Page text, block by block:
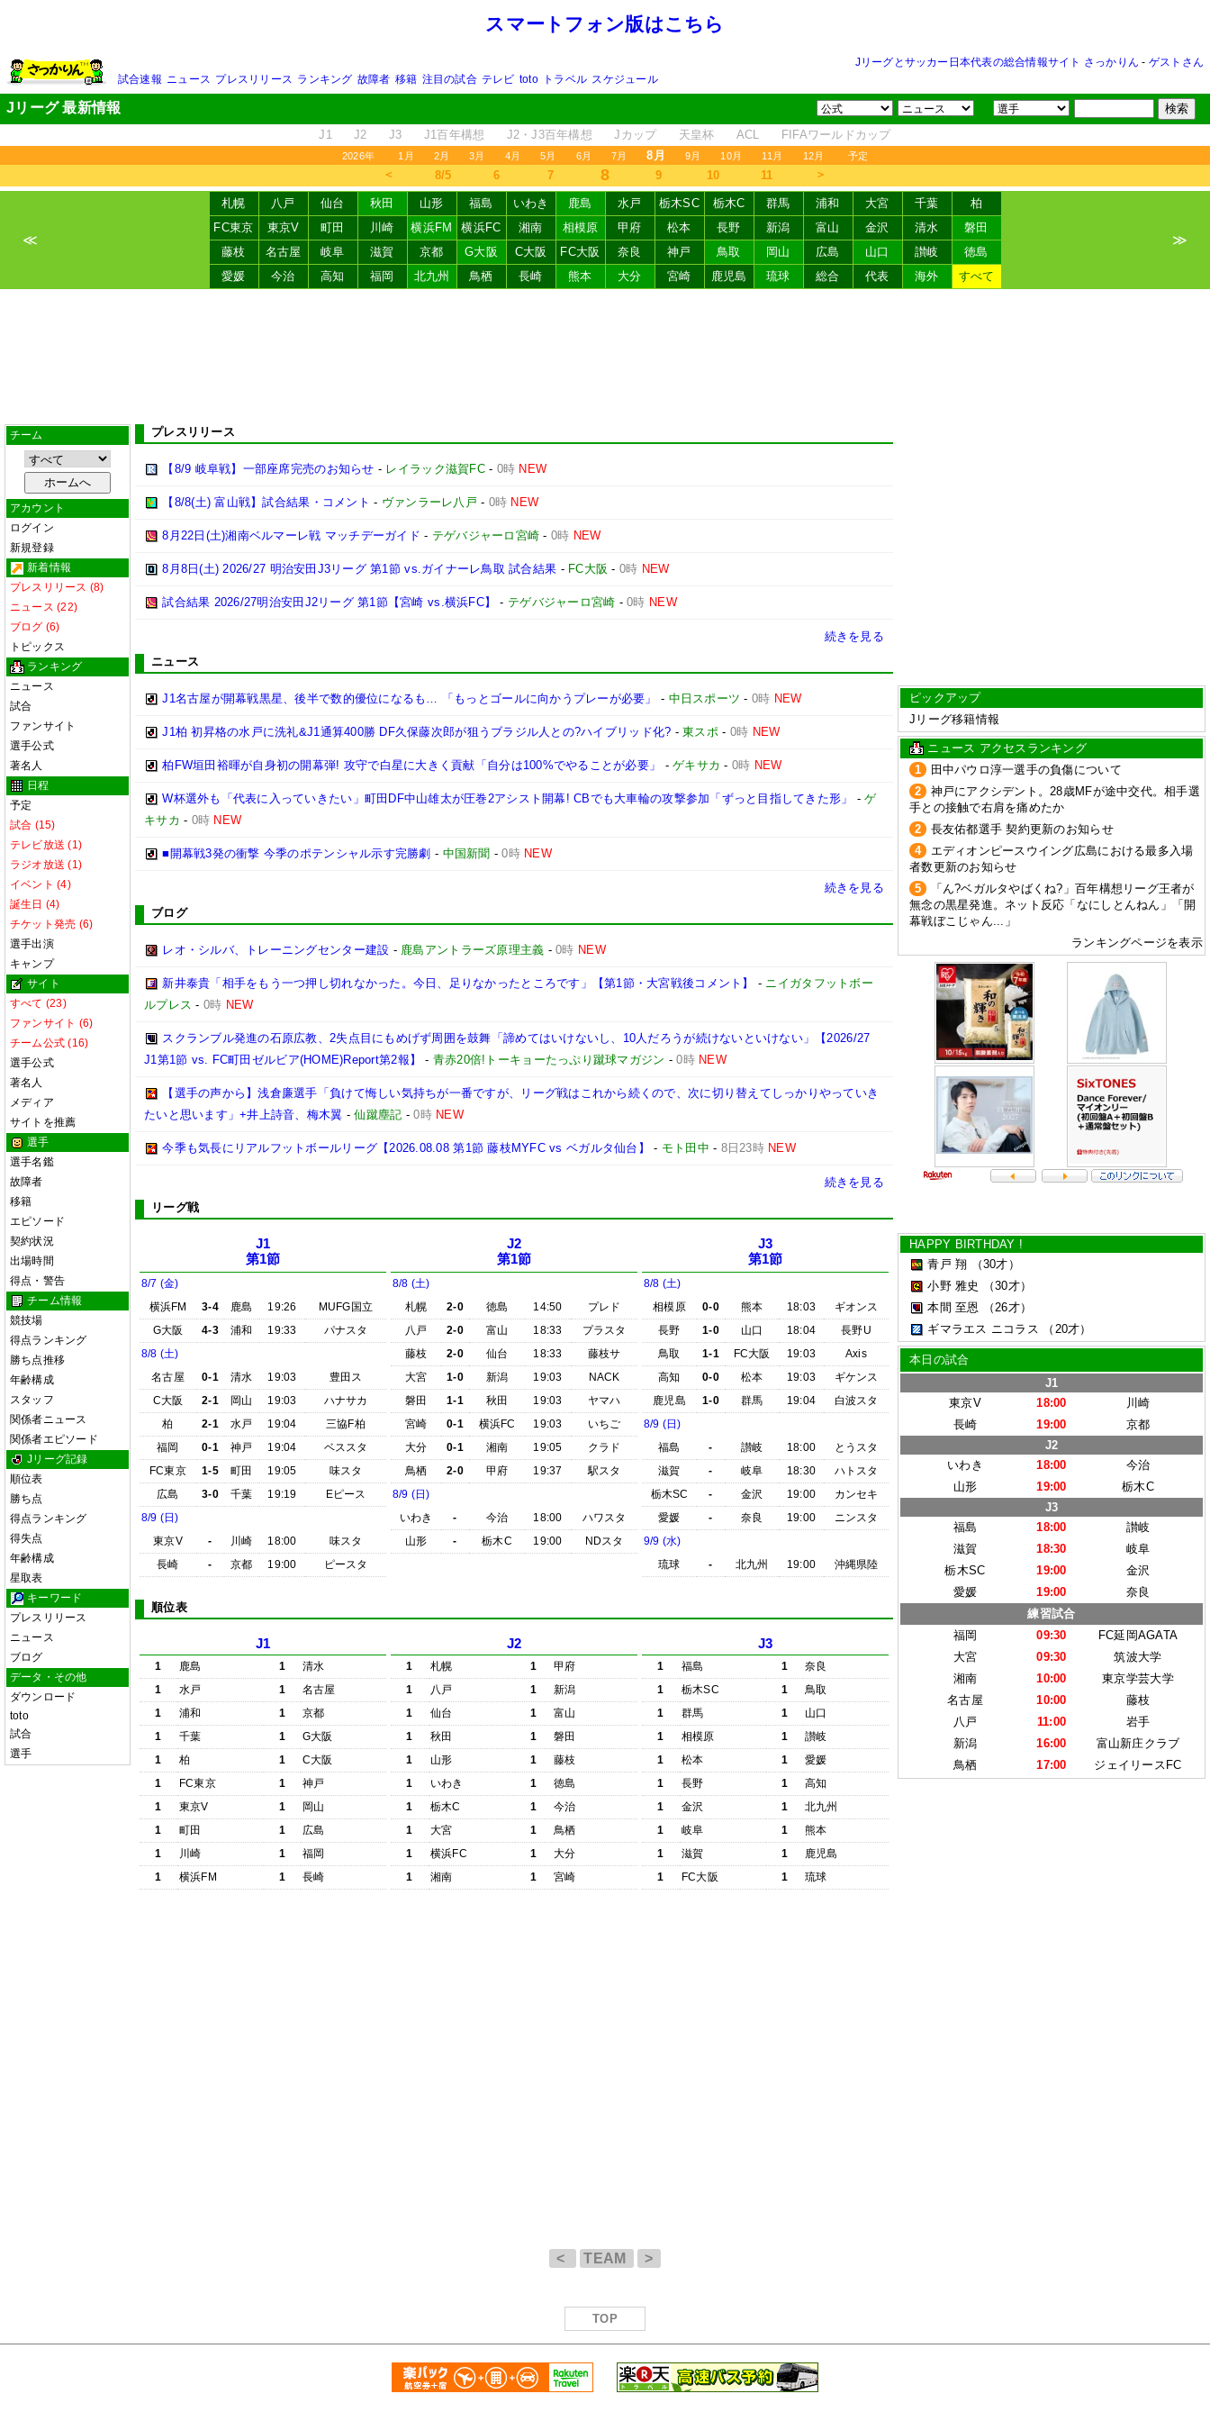
スマートフォン版はこちら
Jリーグとサッカー日本代表の総合情報サイト さっかりん - ゲストさん
試合速報 ニュース プレスリリース ランキング 故障者 移籍 注目の試合 テレビ toto トラベル スケジュール
Jリーグ 最新情報
J1 J2 J3 J1百年構想 J2・J3百年構想 Jカップ 天皇杯 ACL FIFAワールドカップ
2026年 1月 2月 3月 4月 5月 6月 7月 8月 9月 10月 11月 12月 予定
＜ 8/5 6 7 8 9 10 11 ＞
≪
札幌 八戸 仙台 秋田 山形 福島 いわき 鹿島 水戸 栃木SC 栃木C 群馬 浦和 大宮 千葉
柏
FC東京
東京V 町田 川崎 横浜FM 横浜FC 湘南 相模原 甲府 松本 長野 新潟 富山 金沢 清水
磐田
藤枝
名古屋 岐阜 滋賀 京都 G大阪 C大阪 FC大阪 奈良 神戸 鳥取 岡山 広島 山口 讃岐
徳島
愛媛
今治 高知 福岡 北九州 鳥栖 長崎 熊本 大分 宮崎 鹿児島 琉球 総合 代表 海外 すべて
≫
チーム
アカウント
ログイン
新規登録
新着情報
プレスリリース (8)
ニュース (22)
ブログ (6)
トピックス
ランキング
ニュース
試合
ファンサイト
選手公式
著名人
日程
予定
試合 (15)
テレビ放送 (1)
ラジオ放送 (1)
イベント (4)
誕生日 (4)
チケット発売 (6)
選手出演
キャンプ
サイト
すべて (23)
ファンサイト (6)
チーム公式 (16)
選手公式
著名人
メディア
サイトを推薦
選手
選手名鑑
故障者
移籍
エピソード
契約状況
出場時間
得点・警告
チーム情報
競技場
得点ランキング
勝ち点推移
年齢構成
スタッフ
関係者ニュース
関係者エピソード
Jリーグ記録
順位表
勝ち点
得点ランキング
得失点
年齢構成
星取表
キーワード
プレスリリース
ニュース
ブログ
データ・その他
ダウンロード
toto
試合
選手
プレスリリース
【8/9 岐阜戦】一部座席完売のお知らせ - レイラック滋賀FC- 0時 NEW
【8/8(土) 富山戦】試合結果・コメント - ヴァンラーレ八戸 - 0時 NEW
8月22日(土)湘南ベルマーレ戦 マッチデーガイド - テゲバジャーロ宮崎 - 0時 NEW
8月8日(土) 2026/27 明治安田J3リーグ 第1節 vs.ガイナーレ鳥取 試合結果 - FC大阪 - 0時 NEW
試合結果 2026/27明治安田J2リーグ 第1節【宮崎 vs.横浜FC】 - テゲバジャーロ宮崎 -0時 NEW
続きを見る
ニュース
J1名古屋が開幕戦黒星、後半で数的優位になるも… 「もっとゴールに向かうプレーが必要」 - 中日スポーツ - 0時 NEW
J1柏 初昇格の水戸に洗礼&J1通算400勝 DF久保藤次郎が狙うブラジル人との?ハイブリッド化? -東スポ- 0時 NEW
柏FW垣田裕暉が自身初の開幕弾! 攻守で白星に大きく貢献「自分は100%でやることが必要」 -ゲキサカ - 0時 NEW
W杯選外も「代表に入っていきたい」町田DF中山雄太が圧巻2アシスト開幕! CBでも大車輪の攻撃参加「ずっと目指してきた形」 -ゲ
キサカ - 0時 NEW
■開幕戦3発の衝撃 今季のポテンシャル示す完勝劇 - 中国新聞 -0時 NEW
続きを見る
ブログ
レオ・シルバ、トレーニングセンター建設 - 鹿島アントラーズ原理主義 -0時 NEW
新井泰貴「相手をもう一つ押し切れなかった。今日、足りなかったところです」【第1節・大宮戦後コメント】 - ニイガタフットボー
ルプレス - 0時 NEW
スクランブル発進の石原広教、2失点目にもめげず周囲を鼓舞「諦めてはいけないし、10人だろうが続けないといけない」【2026/27
J1第1節 vs. FC町田ゼルビア(HOME)Report第2報】
- 青赤20倍!トーキョーたっぷり蹴球マガジン -0時 NEW
【選手の声から】浅倉廉選手「負けて悔しい気持ちが一番ですが、リーグ戦はこれから続くので、次に切り替えてしっかりやっていき
たいと思います」+井上詩音、梅木翼 -仙蹴塵記 -0時 NEW
今季も気長にリアルフットボールリーグ【2026.08.08 第1節 藤枝MYFC vs ベガルタ仙台】 - モト田中 - 8日23時 NEW
続きを見る
リーグ戦
J1
第1節
8/7 (金)
横浜FM
3-4 鹿島 19:26
MUFG国立
G大阪
4-3 浦和 19:33
パナスタ
8/8 (土)
名古屋
0-1 清水 19:03
豊田ス
C大阪
2-1 岡山 19:03
ハナサカ
柏
2-1 水戸 19:04
三協F柏
福岡
0-1 神戸 19:04
ベススタ
FC東京
1-5 町田 19:05
味スタ
広島
3-0 千葉 19:19
Eピース
8/9 (日)
東京V
- 川崎 18:00
味スタ
長崎
- 京都 19:00 ピースタ
J2
第1節
8/8 (土)
札幌
2-0 徳島 14:50
プレド
八戸
2-0 富山 18:33
プラスタ
藤枝
2-0 仙台 18:33
藤枝サ
大宮
1-0 新潟 19:03
NACK
磐田
1-1 秋田 19:03
ヤマハ
宮崎
0-1 横浜FC 19:03
いちご
大分
0-1 湘南 19:05
クラド
鳥栖
2-0 甲府 19:37
駅スタ
8/9 (日)
いわき
- 今治 18:00
ハワスタ
山形
- 栃木C 19:00 NDスタ
J3
第1節
8/8 (土)
相模原
0-0 熊本 18:03
ギオンス
長野
1-0 山口 18:04
長野U
鳥取
1-1 FC大阪 19:03
Axis
高知
0-0 松本 19:03
ギケンス
鹿児島
1-0 群馬 19:04
白波スタ
8/9 (日)
福島
- 讃岐 18:00
とうスタ
滋賀
- 岐阜 18:30
ハトスタ
栃木SC
- 金沢 19:00
カンセキ
愛媛
- 奈良 19:00
ニンスタ
9/9 (水)
琉球
- 北九州 19:00 沖縄県陸
順位表
J1
1 鹿島 1
清水
1
水戸 1
名古屋
1
浦和 1
京都
1
千葉 1
G大阪
1
柏 1
C大阪
1
FC東京 1
神戸
1
東京V 1
岡山
1
町田 1
広島
1
川崎 1
福岡
1
横浜FM 1 長崎
J2
1 札幌 1
甲府
1
八戸 1
新潟
1
仙台 1
富山
1
秋田 1
磐田
1
山形 1
藤枝
1
いわき 1
徳島
1
栃木C 1
今治
1
大宮 1
鳥栖
1
横浜FC 1
大分
1
湘南 1 宮崎
J3
1 福島 1
奈良
1
栃木SC 1
鳥取
1
群馬 1
山口
1
相模原 1
讃岐
1
松本 1
愛媛
1
長野 1
高知
1
金沢 1
北九州
1
岐阜 1
熊本
1
滋賀 1
鹿児島
1
FC大阪 1 琉球
ピックアップ
Jリーグ移籍情報
ニュース アクセスランキング
1
田中パウロ淳一選手の負傷について
2
神戸にアクシデント。28歳MFが途中交代。相手選
手との接触で右肩を痛めたか
2
長友佑都選手 契約更新のお知らせ
4
エディオンピースウイング広島における最多入場
者数更新のお知らせ
5
「ん?ベガルタやばくね?」百年構想リーグ王者が
無念の黒星発進。ネット反応「なにしとんねん」「開
幕戦ぼこじゃん...」
ランキングページを表示
HAPPY BIRTHDAY !
青戸 翔
（30才）
小野 雅史
（30才）
本間 至恩
（26才）
ギマラエス ニコラス
（20才）
本日の試合
J1
東京V
18:00
川崎
長崎
19:00
京都
J2
いわき
18:00
今治
山形
19:00
栃木C
J3
福島
18:00
讃岐
滋賀
18:30
岐阜
栃木SC
19:00
金沢
愛媛
19:00
奈良
練習試合
福岡
09:30
FC延岡AGATA
大宮
09:30
筑波大学
湘南
10:00
東京学芸大学
名古屋
10:00
藤枝
八戸
11:00
岩手
新潟
16:00
富山新庄クラブ
鳥栖
17:00 ジェイリースFC
< TEAM >
TOP